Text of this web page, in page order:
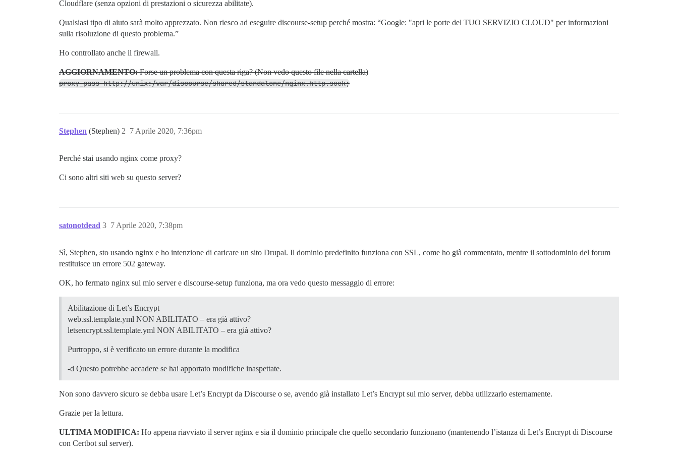
Cloudflare (senza opzioni di prestazioni o sicurezza abilitate).
Qualsiasi tipo di aiuto sarà molto apprezzato. Non riesco ad eseguire discourse-setup perché mostra: “Google: "apri le porte del TUO SERVIZIO CLOUD" per informazioni
sulla risoluzione di questo problema.”
Ho controllato anche il firewall.
AGGIORNAMENTO:Forse un problema con questa riga? (Non vedo questo file nella cartella)
proxy_pass http://unix:/var/discourse/shared/standalone/nginx.http.sock;
Stephen (Stephen) 7 Aprile 2020, 7:36pm
2
Perché stai usando nginx come proxy?
Ci sono altri siti web su questo server?
satonotdead 7 Aprile 2020, 7:38pm
3
Sì, Stephen, sto usando nginx e ho intenzione di caricare un sito Drupal. Il dominio predefinito funziona con SSL, come ho già commentato, mentre il sottodominio del forum
restituisce un errore 502 gateway.
OK, ho fermato nginx sul mio server e discourse-setup funziona, ma ora vedo questo messaggio di errore:
Abilitazione di Let’s Encrypt
web.ssl.template.yml NON ABILITATO – era già attivo?
letsencrypt.ssl.template.yml NON ABILITATO – era già attivo?
Purtroppo, si è verificato un errore durante la modifica
-d Questo potrebbe accadere se hai apportato modifiche inaspettate.
Non sono davvero sicuro se debba usare Let’s Encrypt da Discourse o se, avendo già installato Let’s Encrypt sul mio server, debba utilizzarlo esternamente.
Grazie per la lettura.
ULTIMA MODIFICA: Ho appena riavviato il server nginx e sia il dominio principale che quello secondario funzionano (mantenendo l’istanza di Let’s Encrypt di Discourse
con Certbot sul server).